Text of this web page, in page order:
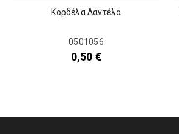
Κορδέλα Δαντέλα
0501056
0,50 €